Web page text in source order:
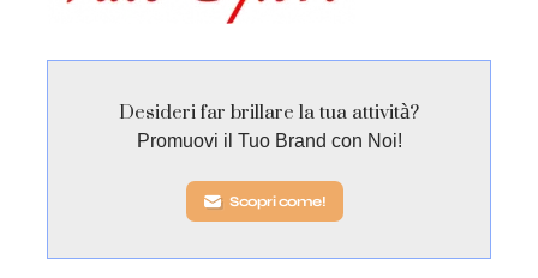
Desideri far brillare la tua attività?
Promuovi il Tuo Brand con Noi!
Scopri come!